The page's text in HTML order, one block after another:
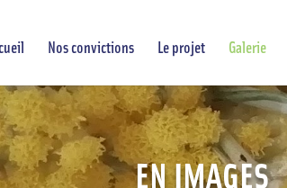
Nos convictions Le projet Galerie
EN IMAGES